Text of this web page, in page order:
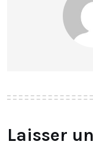
Laisser